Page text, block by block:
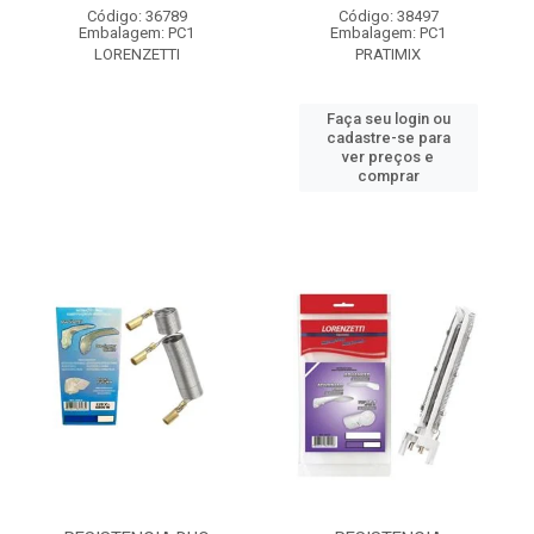
Código: 36789
Embalagem: PC1
LORENZETTI
Código: 38497
Embalagem: PC1
PRATIMIX
Faça seu login ou
cadastre-se para
ver preços e
comprar